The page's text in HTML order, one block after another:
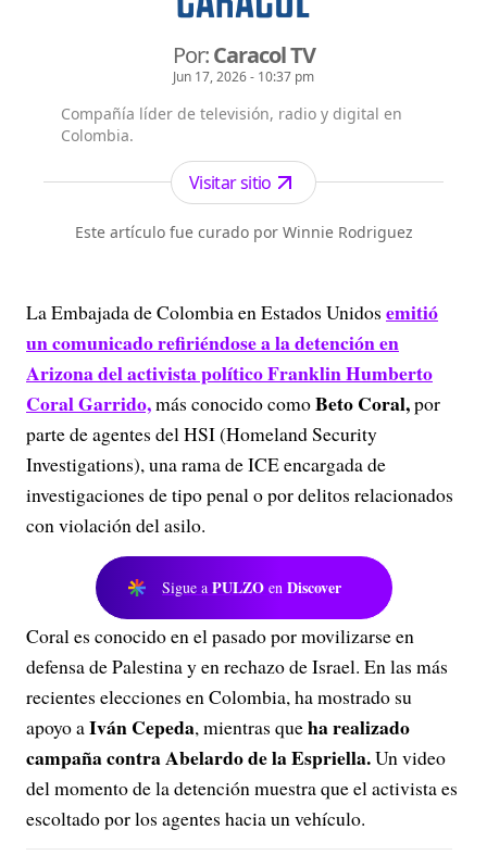
Por:Caracol TV
Jun 17, 2026 - 10:37 pm
Compañía líder de televisión, radio y digital en
Colombia.
Visitar sitio
Este artículo fue curado por Winnie Rodriguez
La Embajada de Colombia en Estados Unidos emitió
un comunicado refiriéndose a la detención en
Arizona del activista político Franklin Humberto
Coral Garrido,más conocido comoBeto Coral,por
parte de agentes del HSI (Homeland Security
Investigations), una rama de ICE encargada de
investigaciones de tipo penal o por delitos relacionados
con violación del asilo.
Sigue a PULZO en Discover
Coral es conocido en el pasado por movilizarse en
defensa de Palestina y en rechazo de Israel. En las más
recientes elecciones en Colombia, ha mostrado su
apoyo aIván Cepeda, mientras queha realizado
campaña contra Abelardo de la Espriella.Un video
del momento de la detención muestra que el activista es
escoltado por los agentes hacia un vehículo.